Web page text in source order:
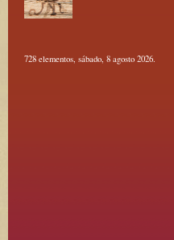
728 elementos, sábado, 8 agosto 2026.